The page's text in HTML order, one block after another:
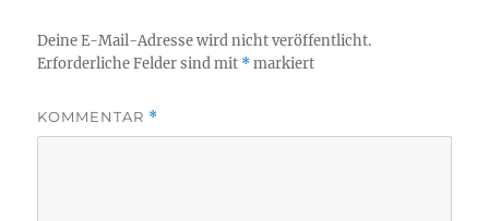
Deine E-Mail-Adresse wird nicht veröffentlicht.
Erforderliche Felder sind mit *markiert
KOMMENTAR *